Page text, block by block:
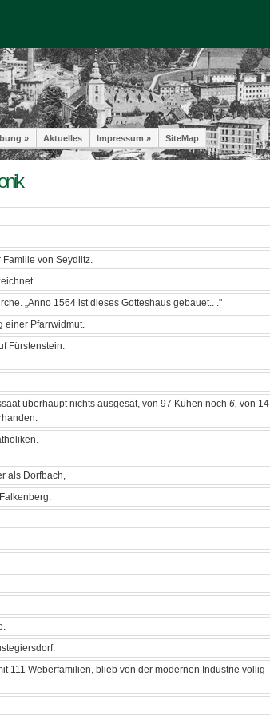
» Aktuelles Impressum » SiteMap
von Seydlitz.
„Anno 1564 ist dieses Gotteshaus gebauet.. ."
einer Pfarrwidmut.
Fürstenstein.
überhaupt nichts ausgesät, von 97 Kühen noch 6, von 14
als Dorfbach,
111 Weberfamilien, blieb von der modernen Industrie völlig